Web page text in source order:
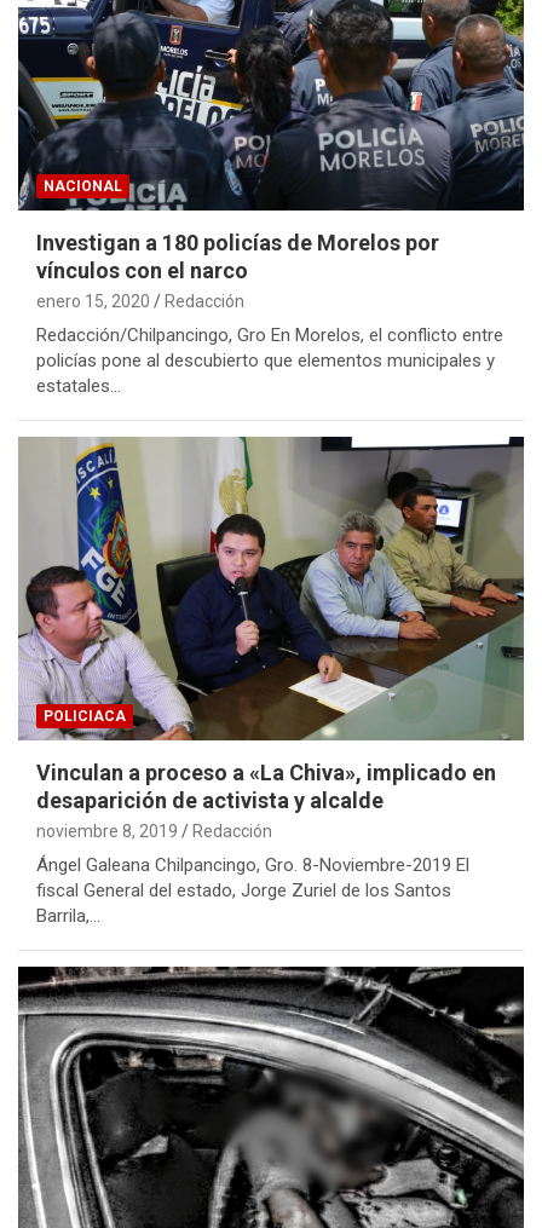
NACIONAL
Investigan a 180 policías de Morelos por
vínculos con el narco
enero 15, 2020 Redacción
Redacción/Chilpancingo, Gro En Morelos, el conflicto entre
policías pone al descubierto que elementos municipales y
estatales…
POLICIACA
Vinculan a proceso a «La Chiva», implicado en
desaparición de activista y alcalde
noviembre 8, 2019 Redacción
Ángel Galeana Chilpancingo, Gro. 8-Noviembre-2019 El
fiscal General del estado, Jorge Zuriel de los Santos
Barrila,…